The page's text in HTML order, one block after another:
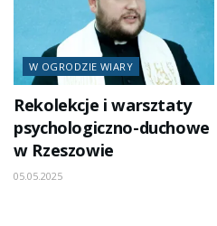
W OGRODZIE WIARY
Rekolekcje i warsztaty
psychologiczno-duchowe
w Rzeszowie
05.05.2025